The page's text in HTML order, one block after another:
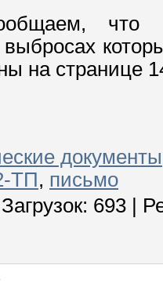
что
на странице
документы
ТП, письмо
Загрузок: 693